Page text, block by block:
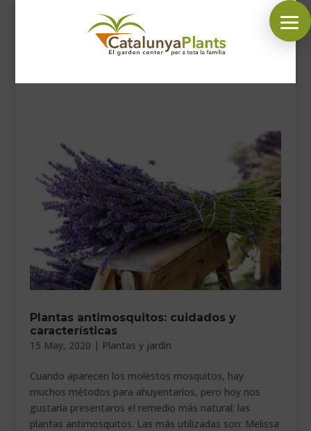
SÍGUENOS EN:
COMPLEMENTOS JARDÍN
MASCOTAS
DECORACIÓN
HORARIO GARDEN
CONTACTAR
___________________________
VEURE EN CATALÀ
Plantas antimosquitos: cuidados y
características
15 May, 2020 | Plantas y jardín
Cuando aparecen los molestos mosquitos, hay
muchos métodos para ahuyentarlos, pero hoy nos
gustaría presentaros el remedio más natural: las
plantas antimosquitos. Las más utilizadas son: Melissa